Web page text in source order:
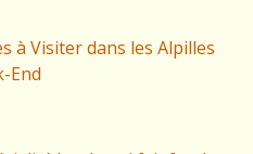
à Visiter dans les Alpilles
End